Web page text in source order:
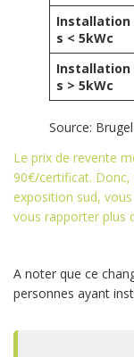
Installation
s < 5kWc
Installation
s > 5kWc
Source: Brugel
Le prix de revente
90€/certificat.
exposition sud,
vous rapporter plus
A noter que ce
personnes ayant